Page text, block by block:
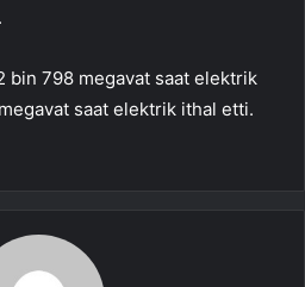
bin 798 megavat saat elektrik
saat elektrik ithal etti.